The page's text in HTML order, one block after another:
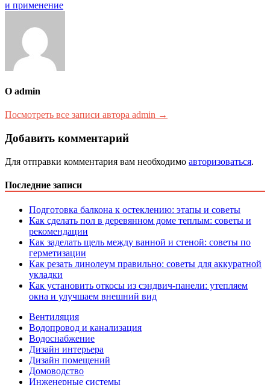
записям
и применение
О admin
Посмотреть все записи автора admin →
Добавить комментарий
Для отправки комментария вам необходимо авторизоваться.
Последние записи
Подготовка балкона к остеклению: этапы и советы
Как сделать пол в деревянном доме теплым: советы и
рекомендации
Как заделать щель между ванной и стеной: советы по
герметизации
Как резать линолеум правильно: советы для аккуратной
укладки
Как установить откосы из сэндвич-панели: утепляем
окна и улучшаем внешний вид
Вентиляция
Водопровод и канализация
Водоснабжение
Дизайн интерьера
Дизайн помещений
Домоводство
Инженерные системы